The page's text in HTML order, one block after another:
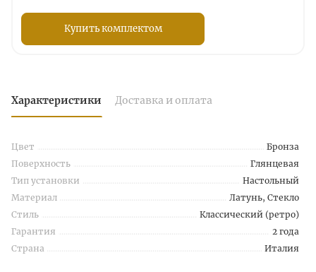
Купить комплектом
Характеристики Доставка и оплата
Цвет
Бронза
Поверхность
Глянцевая
Тип установки
Настольный
Материал
Латунь, Стекло
Стиль
Классический (ретро)
Гарантия
2 года
Страна
Италия